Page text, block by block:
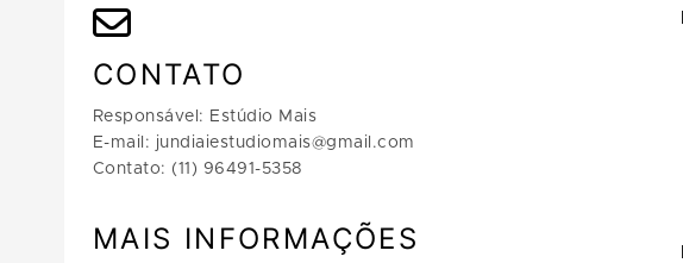
CONTATO
Responsável: Estúdio Mais
E-mail: jundiaiestudiomais@gmail.com
Contato: (11) 96491-5358
MAIS INFORMAÇÕES